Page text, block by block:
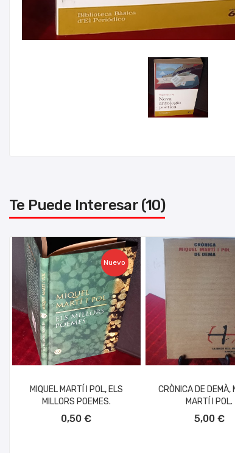
Te Puede Interesar (10)
Nuevo
MIQUEL MARTÍ I POL, ELS
MILLORS POEMES.
0,50 €
CRÒNICA DE DEMÀ,
MARTÍ I POL.
5,00 €